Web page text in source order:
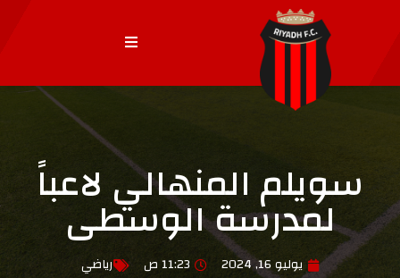
سويلم المنهالي لاعباً
لمدرسة الوسطى
يوليو 16, 2024 11:23 ص رياضي